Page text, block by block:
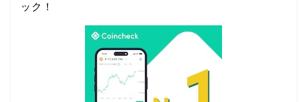
ック ！